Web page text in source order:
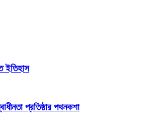
ইতিহাস
প্রতিষ্ঠার পথনকশা